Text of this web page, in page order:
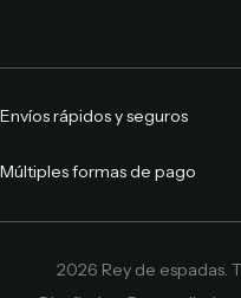
Envíos rápidos y seguros
Múltiples formas de pago
2026 Rey de espadas.